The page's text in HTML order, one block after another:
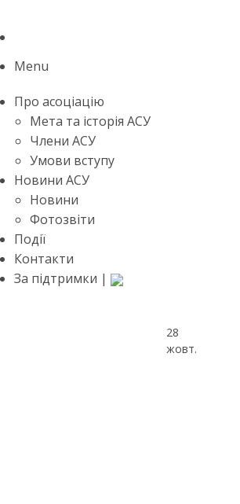
Menu
Про асоціацію
Мета та історія АСУ
Члени АСУ
Умови вступу
Новини АСУ
Новини
Фотозвіти
Події
Контакти
За підтримки |
28
жовт.